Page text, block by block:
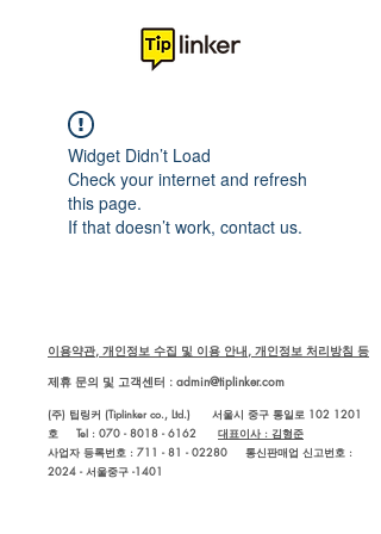
Widget Didn’t Load
Check your internet and refresh
this page.
If that doesn’t work, contact us.
이용약관, 개인정보 수집 및 이용 안내, 개인정보 처리방침 등
제휴 문의 및 고객센터 : admin@tiplinker.com
(주) 팁링커 (Tiplinker co., Ltd.) 서울시 중구 통일로 102 1201
호 Tel : 070 - 8018 - 6162 대표이사 : 김형준
사업자 등록번호 : 711 - 81 - 02280 통신판매업 신고번호 :
2024 - 서울중구 -1401